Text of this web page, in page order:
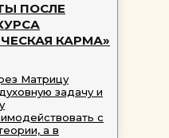
ПОСЛЕ
КАРМА»
Матрицу
задачу и
с
а в